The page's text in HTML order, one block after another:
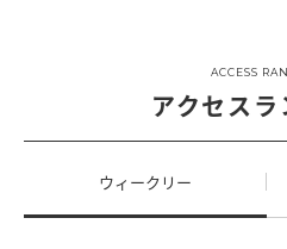
ACCESS
アクセス
ウィークリー